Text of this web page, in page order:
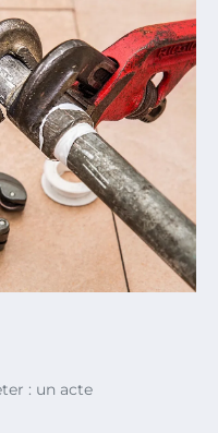
: un acte